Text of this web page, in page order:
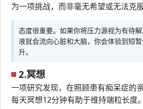
为一项挑战，而非毫无希望或无法克
态度很重要。如果你将压力源视为有待
液就会流向心脏和大脑，你会体验到短
升。
2.冥想
一项研究发现，在照顾患有痴呆症的
每天冥想12分钟有助于维持端粒长度。